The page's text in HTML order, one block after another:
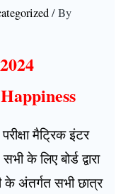
/ By
परीक्षा मैट्रिक इंटर
के लिए बोर्ड द्वारा
के अंतर्गत सभी छात्र